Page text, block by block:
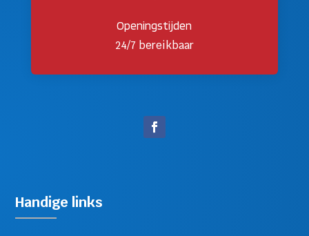
Openingstijden
24/7 bereikbaar
Handige links